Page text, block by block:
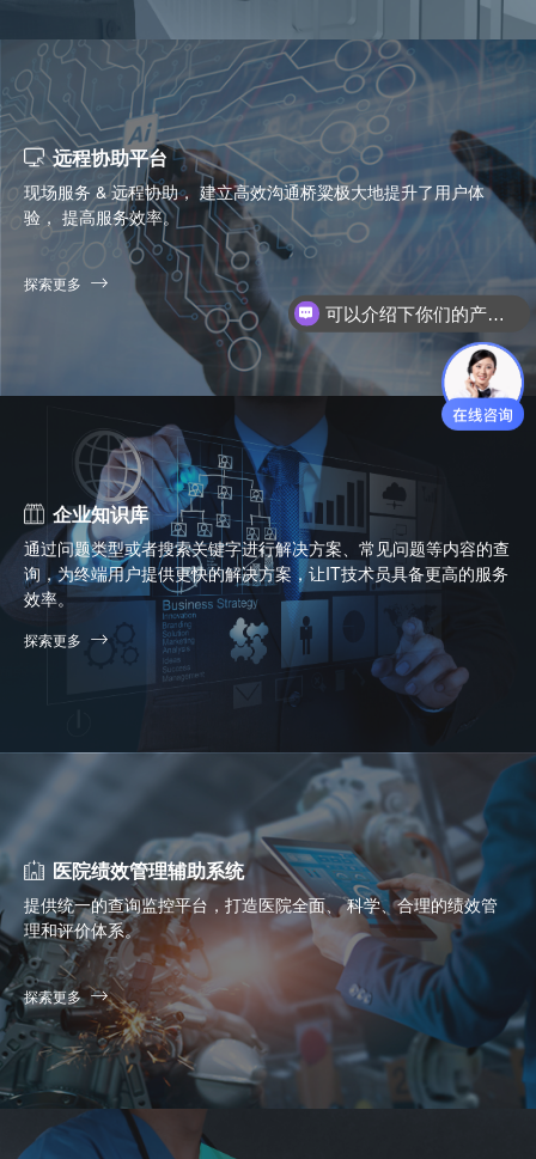
远程协助平台
现场服务 & 远程协助， 建立高效沟通桥粱极大地提升了用户体
验， 提高服务效率。
探索更多
企业知识库
通过问题类型或者搜索关键字进行解决方案、常见问题等内容的查
询，为终端用户提供更快的解决方案，让IT技术员具备更高的服务
效率。
探索更多
医院绩效管理辅助系统
提供统一的查询监控平台，打造医院全面、 科学、合理的绩效管
理和评价体系。
探索更多
你们是怎么收费的呢？